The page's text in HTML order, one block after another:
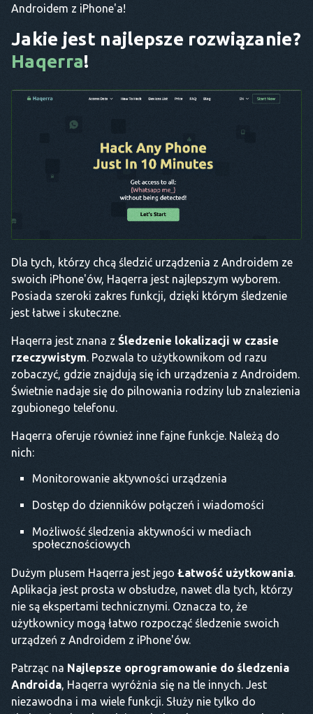
Androidem z iPhone'a!
Jakie jest najlepsze rozwiązanie?
Haqerra!
Dla tych, którzy chcą śledzić urządzenia z Androidem ze
swoich iPhone'ów, Haqerra jest najlepszym wyborem.
Posiada szeroki zakres funkcji, dzięki którym śledzenie
jest łatwe i skuteczne.
Haqerra jest znana z Śledzenie lokalizacji w czasie
rzeczywistym. Pozwala to użytkownikom od razu
zobaczyć, gdzie znajdują się ich urządzenia z Androidem.
Świetnie nadaje się do pilnowania rodziny lub znalezienia
zgubionego telefonu.
Haqerra oferuje również inne fajne funkcje. Należą do
nich:
Monitorowanie aktywności urządzenia
Dostęp do dzienników połączeń i wiadomości
Możliwość śledzenia aktywności w mediach
społecznościowych
Dużym plusem Haqerra jest jego Łatwość użytkowania.
Aplikacja jest prosta w obsłudze, nawet dla tych, którzy
nie są ekspertami technicznymi. Oznacza to, że
użytkownicy mogą łatwo rozpocząć śledzenie swoich
urządzeń z Androidem z iPhone'ów.
Patrząc na Najlepsze oprogramowanie do śledzenia
Androida, Haqerra wyróżnia się na tle innych. Jest
niezawodna i ma wiele funkcji. Służy nie tylko do